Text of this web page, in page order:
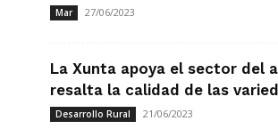
Mar 27/06/2023
La Xunta apoya el sector del
resalta la calidad de las
Desarrollo Rural 21/06/2023